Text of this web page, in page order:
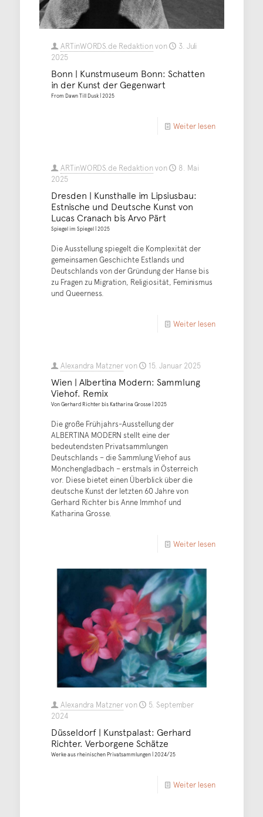
ARTinWORDS.de Redaktionvon
3. Juli
2025
Bonn | Kunstmuseum Bonn: Schatten
in der Kunst der Gegenwart
From Dawn Till Dusk | 2025
Weiter lesen
ARTinWORDS.de Redaktionvon
8. Mai
2025
Dresden | Kunsthalle im Lipsiusbau:
Estnische und Deutsche Kunst von
Lucas Cranach bis Arvo Pärt
Spiegel im Spiegel | 2025
Die Ausstellung spiegelt die Komplexität der
gemeinsamen Geschichte Estlands und
Deutschlands von der Gründung der Hanse bis
zu Fragen zu Migration, Religiosität, Feminismus
und Queerness.
Weiter lesen
Alexandra Matznervon 15. Januar 2025
Wien | Albertina Modern: Sammlung
Viehof. Remix
Von Gerhard Richter bis Katharina Grosse | 2025
Die große Frühjahrs-Ausstellung der
ALBERTINA MODERN stellt eine der
bedeutendsten Privatsammlungen
Deutschlands – die Sammlung Viehof aus
Mönchengladbach – erstmals in Österreich
vor. Diese bietet einen Überblick über die
deutsche Kunst der letzten 60 Jahre von
Gerhard Richter bis Anne Immhof und
Katharina Grosse.
Weiter lesen
Alexandra Matznervon
5. September
2024
Düsseldorf | Kunstpalast: Gerhard
Richter. Verborgene Schätze
Werke aus rheinischen Privatsammlungen | 2024/25
Weiter lesen